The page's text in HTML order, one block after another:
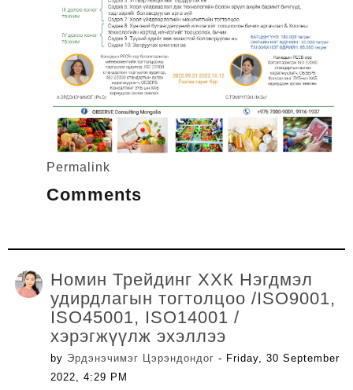
Permalink
Comments
Номин Трейдинг ХХК Нэгдмэл
удирдлагын тогтолцоо /ISO9001,
ISO45001, ISO14001 /
хэрэгжүүлж эхэллээ
by Эрдэнэчимэг Цэрэндондог - Friday, 30 September
2022, 4:29 PM